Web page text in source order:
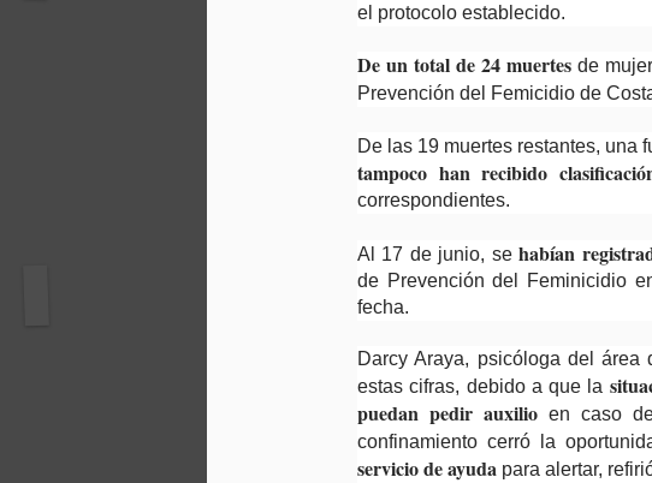
el protocolo establecido.
De un total de 24 muertes de
Prevención del Femicidio de
De las 19 muertes restantes, una
tampoco han recibido
correspondientes.
Al 17 de junio, sehabían
de Prevención del Feminicidio
fecha.
Darcy Araya, psicóloga del
estas cifras, debido a que la
puedan pedir auxilio en caso
confinamiento cerró la
servicio de ayuda para alertar,